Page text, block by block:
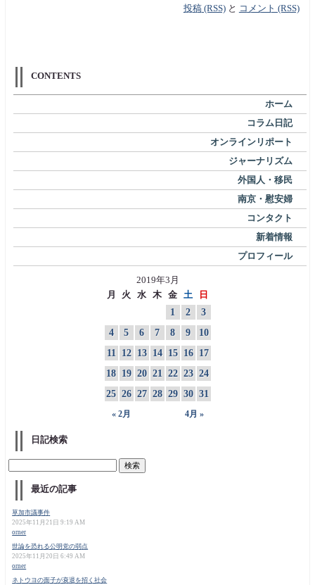
投稿 (RSS)と コメント (RSS)
CONTENTS
ホーム
コラム日記
オンラインリポート
ジャーナリズム
外国人・移民
南京・慰安婦
コンタクト
新着情報
プロフィール
2019年3月
月
火 水 木 金 土 日
« 2月 4月 »
1 2
3
4
5 6 7 8 9
10
11
12 13 14 15 16
17
18 19 20 21 22 23 24
25 26 27 28 29 30 31
日記検索
最近の記事
草加市議事件
2025年11月21日 9:19 AM
orner
世論を恐れる公明党の弱点
2025年11月20日 6:49 AM
orner
ネトウヨの面子が衰退を招く社会